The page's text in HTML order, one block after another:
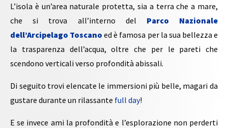
L’isola è un’area naturale protetta, sia a terra che a mare,
che si trova all’interno del Parco Nazionale
dell’Arcipelago Toscano ed è famosa per la sua bellezza e
la trasparenza dell’acqua, oltre che per le pareti che
scendono verticali verso profondità abissali.
Di seguito trovi elencate le immersioni più belle, magari da
gustare durante un rilassante full day!
E se invece ami la profondità e l’esplorazione non perderti